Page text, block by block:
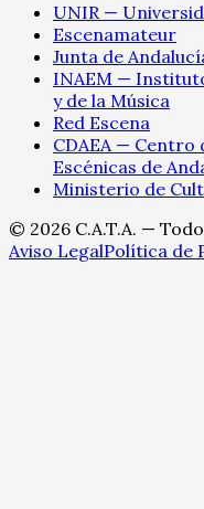
UNIR —
Escenamateur
Junta de
INAEM —
y de la Música
Red Escena
CDAEA — Centro
Escénicas de
Ministerio de
© 2026 C.A.T.A. —
Aviso LegalPolítica de